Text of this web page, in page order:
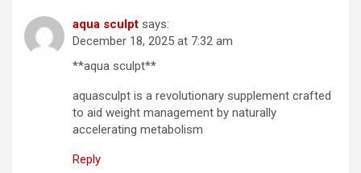
aqua sculpt says:
December 18, 2025 at 7:32 am
**aqua sculpt**
aquasculpt is a revolutionary supplement crafted
to aid weight management by naturally
accelerating metabolism
Reply